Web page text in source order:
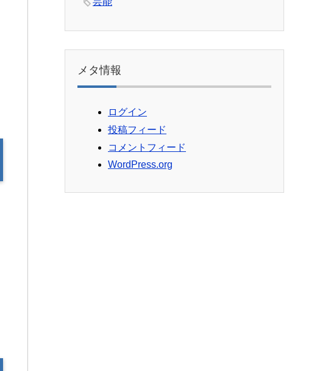
メタ情報
ログイン
投稿フィード
コメントフィード
WordPress.org